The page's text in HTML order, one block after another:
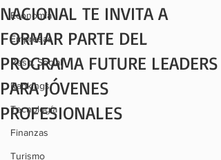
Economía
Empresas
Resp. Social
Rankings
Tecnología
Finanzas
Turismo
NACIONAL TE INVITA A
FORMAR PARTE DEL
PROGRAMA FUTURE LEADERS
PARA JÓVENES
PROFESIONALES